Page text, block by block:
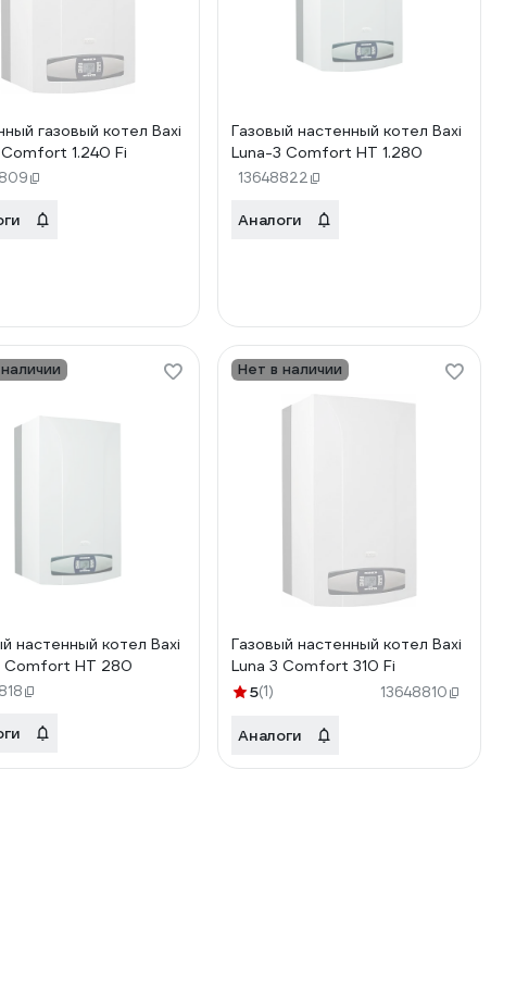
газовый котел Baxi
Comfort 1.240 Fi
Газовый настенный котел Baxi
Luna-3 Comfort HT 1.280
13648822
Аналоги
настенный котел Baxi
Comfort HT 280
Нет в наличии
Газовый настенный котел Baxi
Luna 3 Comfort 310 Fi
5(1) 13648810
Аналоги